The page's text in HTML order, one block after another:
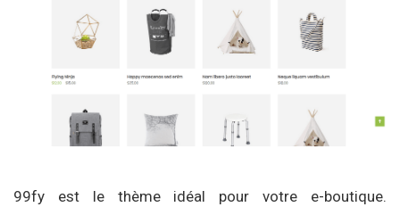
99fy est le thème idéal pour votre e-boutique.